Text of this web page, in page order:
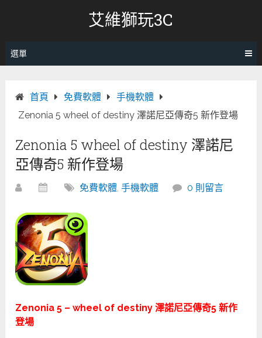
艾維獅玩3C
選單
首頁 免費軟體
手機軟體
Zenonia 5 wheel of destiny 澤諾尼亞傳奇5 新作登場
Zenonia 5 wheel of destiny 澤諾尼
亞傳奇5 新作登場
免費軟體,手機軟體 0 則留言
Zenonia 5 – wheel of destiny 澤諾尼亞傳奇5 新作
登場